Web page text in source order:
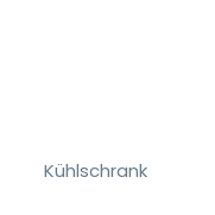
Kühlschrank